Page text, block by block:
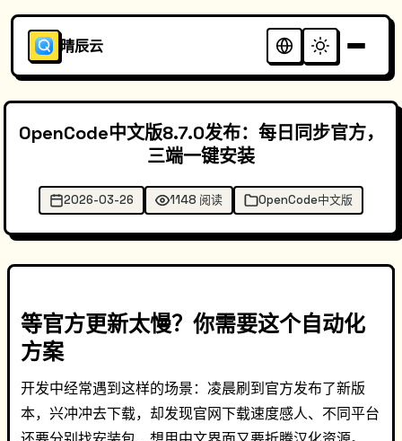
晴辰云
OpenCode中文版8.7.0发布：每日同步官方，
三端一键安装
2026-03-26 1148 阅读 OpenCode中文版
等官方更新太慢？你需要这个自动化
方案
开发中经常遇到这样的场景：凌晨刷到官方发布了新版
本，兴冲冲去下载，却发现官网下载速度感人、不同平台